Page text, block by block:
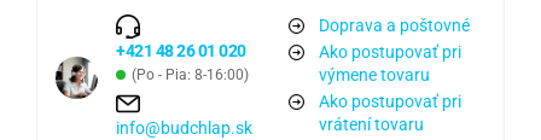
+421 48 26 01 020
(Po - Pia: 8-16:00)
info@budchlap.sk
Doprava a poštovné
Ako postupovať pri
výmene tovaru
Ako postupovať pri
vrátení tovaru